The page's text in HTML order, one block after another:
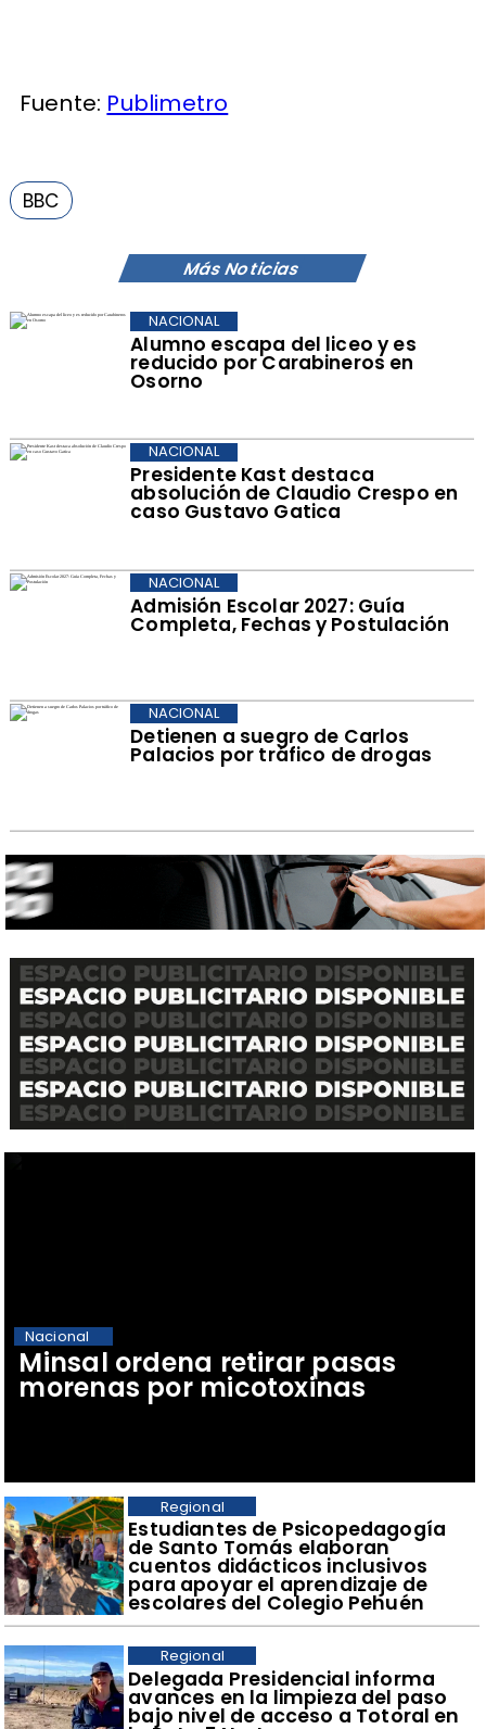
Más Noticias
Alumno escapa del liceo y es
reducido por Carabineros en
Osorno
NACIONAL
Presidente Kast destaca
absolución de Claudio Crespo en
caso Gustavo Gatica
NACIONAL
Admisión Escolar 2027: Guía
Completa, Fechas y Postulación
NACIONAL
Detienen a suegro de Carlos
Palacios por tráfico de drogas
NACIONAL
Fuente: Publimetro
BBC
​Estudiantes de Psicopedagogía
de Santo Tomás elaboran
cuentos didácticos inclusivos
para apoyar el aprendizaje de
escolares del Colegio Pehuén
Regional
​Delegada Presidencial informa
avances en la limpieza del paso
bajo nivel de acceso a Totoral en
Regional
Minsal ordena retirar pasas
morenas por micotoxinas
Nacional